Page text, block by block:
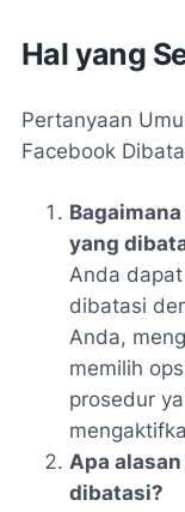
Hal yang
Pertanyaan
Facebook
yang
Anda
dibatasi
Anda,
memilih
prosedur
Apa
dibatasi?